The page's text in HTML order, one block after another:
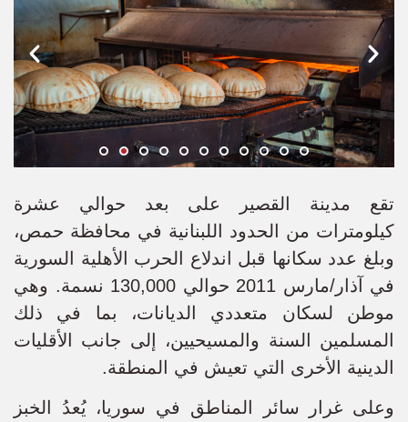
تقع مدينة القصير على بعد حوالي عشرة
كيلومترات من الحدود اللبنانية في محافظة حمص،
وبلغ عدد سكانها قبل اندلاع الحرب الأهلية السورية
في آذار/مارس 2011 حوالي 130,000 نسمة. وهي
موطن لسكان متعددي الديانات، بما في ذلك
المسلمين السنة والمسيحيين، إلى جانب الأقليات
الدينية الأخرى التي تعيش في المنطقة.
وعلى غرار سائر المناطق في سوريا، يُعدُ الخبز